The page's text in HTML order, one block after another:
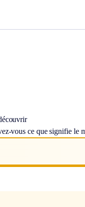
vous ce que signifie le